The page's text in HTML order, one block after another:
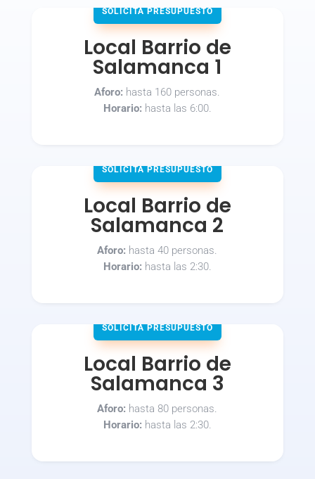
SOLICITA PRESUPUESTO
Local Barrio de
Salamanca 1
Aforo: hasta 160 personas.
Horario: hasta las 6:00.
SOLICITA PRESUPUESTO
Local Barrio de
Salamanca 2
Aforo: hasta 40 personas.
Horario: hasta las 2:30.
SOLICITA PRESUPUESTO
Local Barrio de
Salamanca 3
Aforo: hasta 80 personas.
Horario: hasta las 2:30.